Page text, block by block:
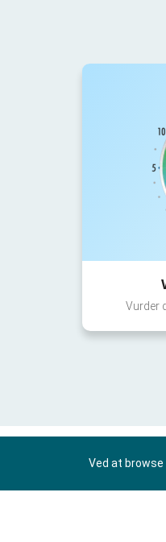
Vurder
Ved at